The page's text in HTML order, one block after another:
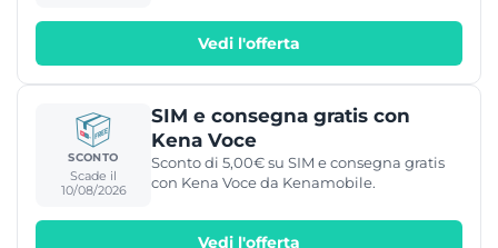
Vedi l'offerta
SCONTO
Scade il
10/08/2026
SIM e consegna gratis con
Kena Voce
Sconto di 5,00€ su SIM e consegna gratis
con Kena Voce da Kenamobile.
Vedi l'offerta